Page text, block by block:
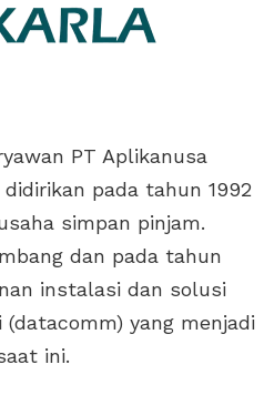
PT Aplikanusa
pada tahun 1992
simpan pinjam.
dan pada tahun
instalasi dan solusi
yang menjadi
ini.